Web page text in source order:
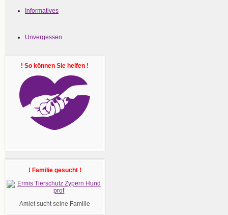
Informatives
Unvergessen
! So können Sie helfen !
! Familie gesucht !
Amlet sucht seine Familie